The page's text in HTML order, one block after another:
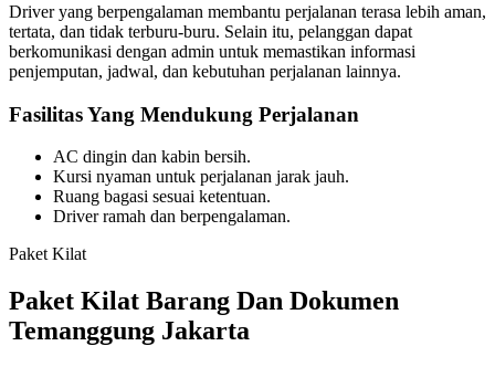
Driver yang berpengalaman membantu perjalanan terasa lebih aman,
tertata, dan tidak terburu-buru. Selain itu, pelanggan dapat
berkomunikasi dengan admin untuk memastikan informasi
penjemputan, jadwal, dan kebutuhan perjalanan lainnya.
Fasilitas Yang Mendukung Perjalanan
AC dingin dan kabin bersih.
Kursi nyaman untuk perjalanan jarak jauh.
Ruang bagasi sesuai ketentuan.
Driver ramah dan berpengalaman.
Paket Kilat
Paket Kilat Barang Dan Dokumen
Temanggung Jakarta